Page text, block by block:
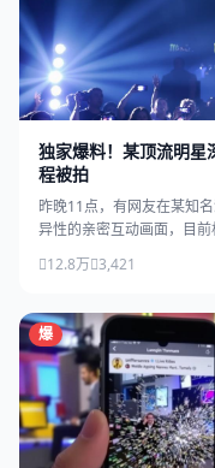
独家爆料！某顶流明星
程被拍
昨晚11点，有网友在某知
异性的亲密互动画面，目
12.8万 3,421
爆